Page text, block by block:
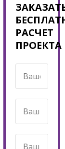
РАСЧЕТ
ПРОЕКТА
имя
номер